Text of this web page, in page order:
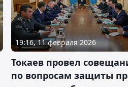
19:16, 11 февраля 2026
Токаев провел
по вопросам защиты